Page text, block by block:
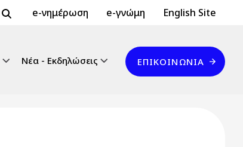
Header Top 2
e-νημέρωση e-γνώμη Header Top
English Site
Νέα - Εκδηλώσεις
Επικοινωνία
ΕΠΙΚΟΙΝΩΝΊΑ